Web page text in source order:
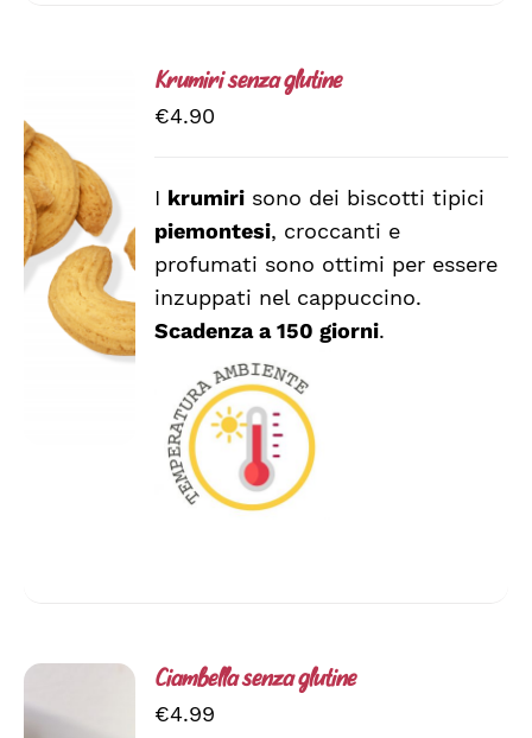
AGGIUNGI
AL
CARRELLO
/
DETTAGLI
Krumiri senza glutine
€4.90
I krumiri sono dei biscotti tipici
piemontesi, croccanti e
profumati sono ottimi per essere
inzuppati nel cappuccino.
Scadenza a 150 giorni.
Ciambella senza glutine
€4.99